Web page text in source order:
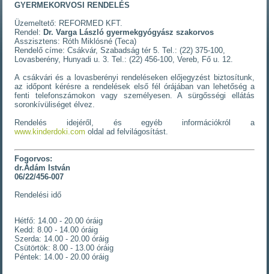
GYERMEKORVOSI RENDELÉS
Üzemeltető: REFORMED KFT.
Rendel: Dr. Varga László gyermekgyógyász szakorvos
Asszisztens: Róth Miklósné (Teca)
Rendelő címe: Csákvár, Szabadság tér 5. Tel.: (22) 375-100,
Lovasberény, Hunyadi u. 3. Tel.: (22) 456-100, Vereb, Fő u. 12.
A csákvári és a lovasberényi rendeléseken előjegyzést biztosítunk,
az időpont kérésre a rendelések első fél órájában van lehetőség a
fenti telefonszámokon vagy személyesen. A sürgősségi ellátás
soronkívüliséget élvez.
Rendelés idejéről, és egyéb információkról a
www.kinderdoki.com oldal ad felvilágosítást.
Fogorvos:
dr.Ádám István
06/22/456-007
Rendelési idő
Hétfő: 14.00 - 20.00 óráig
Kedd: 8.00 - 14.00 óráig
Szerda: 14.00 - 20.00 óráig
Csütörtök: 8.00 - 13.00 óráig
Péntek: 14.00 - 20.00 óráig